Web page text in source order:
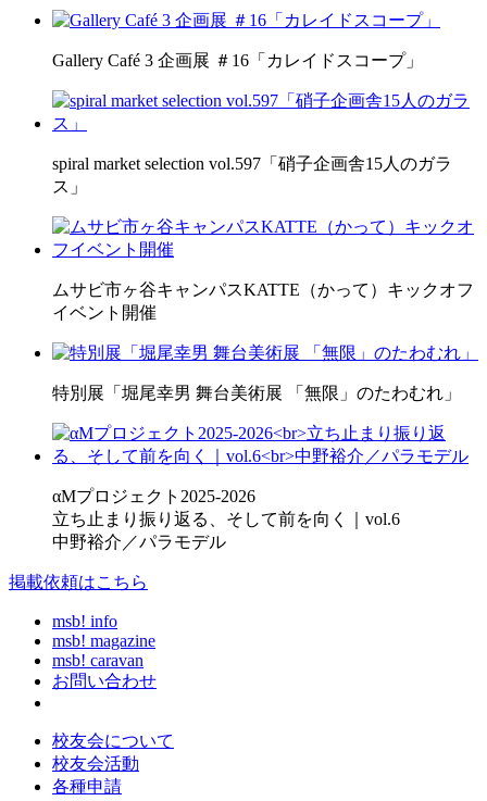
Gallery Café 3 企画展 ＃16「カレイドスコープ」
spiral market selection vol.597「硝子企画舎15人のガラ
ス」
ムサビ市ヶ谷キャンパスKATTE（かって）キックオフ
イベント開催
特別展「堀尾幸男 舞台美術展 「無限」のたわむれ」
αMプロジェクト2025-2026
立ち止まり振り返る、そして前を向く｜vol.6
中野裕介／パラモデル
掲載依頼はこちら
msb! info
msb! magazine
msb! caravan
お問い合わせ
校友会について
校友会活動
各種申請